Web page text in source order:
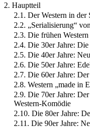
2. Hauptteil
2.1. Der Western in
2.2. „Serialisierung“
2.3. Die frühen Western
2.4. Die 30er Jahre:
2.5. Die 40er Jahre:
2.6. Die 50er Jahre:
2.7. Die 60er Jahre:
2.8. Western „made in
2.9. Die 70er Jahre:
Western-Komödie
2.10. Die 80er Jahre:
2.11. Die 90er Jahre: